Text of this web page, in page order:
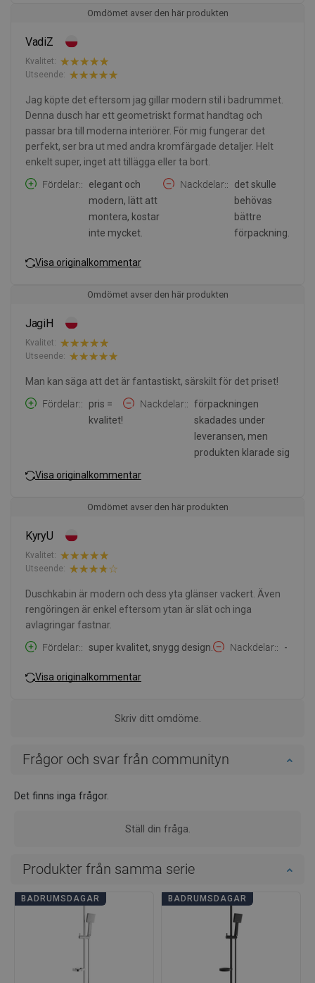
Omdömet avser den här produkten
VadiZ
Kvalitet:
Utseende:
Jag köpte det eftersom jag gillar modern stil i badrummet.
Denna dusch har ett geometriskt format handtag och
passar bra till moderna interiörer. För mig fungerar det
perfekt, ser bra ut med andra kromfärgade detaljer. Helt
enkelt super, inget att tillägga eller ta bort.
Fördelar:
elegant och
modern, lätt att
montera, kostar
inte mycket.
Nackdelar:
det skulle
behövas
bättre
förpackning.
Visa originalkommentar
Omdömet avser den här produkten
JagiH
Kvalitet:
Utseende:
Man kan säga att det är fantastiskt, särskilt för det priset!
Fördelar:
pris =
kvalitet!
Nackdelar:
förpackningen
skadades under
leveransen, men
produkten klarade sig
Visa originalkommentar
Omdömet avser den här produkten
KyryU
Kvalitet:
Utseende:
Duschkabin är modern och dess yta glänser vackert. Även
rengöringen är enkel eftersom ytan är slät och inga
avlagringar fastnar.
Fördelar:
super kvalitet, snygg design. Nackdelar: -
Visa originalkommentar
Skriv ditt omdöme.
Frågor och svar från communityn
Det finns inga frågor.
Ställ din fråga.
Produkter från samma serie
BADRUMSDAGAR BADRUMSDAGAR